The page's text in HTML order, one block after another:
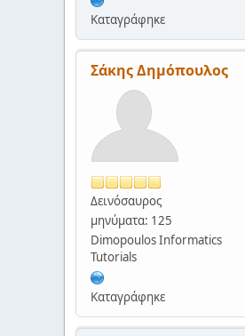
Καταγράφηκε
Σάκης Δημόπουλος
Δεινόσαυρος
μηνύματα: 125
Dimopoulos Informatics
Tutorials
Καταγράφηκε